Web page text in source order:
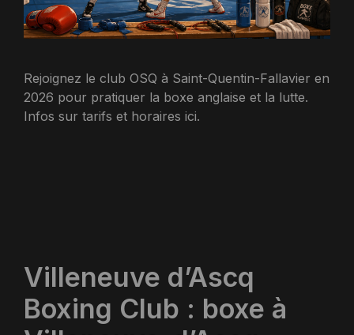
Rejoignez le club OSQ à Saint-Quentin-Fallavier en
2026 pour pratiquer la boxe anglaise et la lutte.
Infos sur tarifs et horaires ici.
Villeneuve d’Ascq
Boxing Club : boxe à